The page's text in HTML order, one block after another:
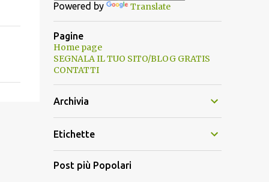
Powered by Translate
Pagine
Home page
SEGNALA IL TUO SITO/BLOG GRATIS
CONTATTI
Archivia
Etichette
Post più Popolari